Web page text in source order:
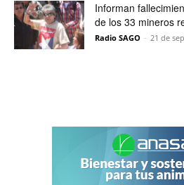
Informan
de los 33 mineros
Radio SAGO - 21 de